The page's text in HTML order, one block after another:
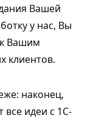
Вашей
у нас, Вы
Вашим
клиентов.
наконец,
идеи с 1C-